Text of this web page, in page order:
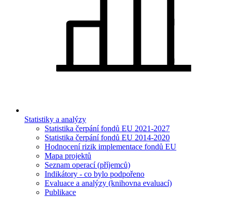
Statistiky a analýzy
Statistika čerpání fondů EU 2021-2027
Statistika čerpání fondů EU 2014-2020
Hodnocení rizik implementace fondů EU
Mapa projektů
Seznam operací (příjemců)
Indikátory - co bylo podpořeno
Evaluace a analýzy (knihovna evaluací)
Publikace